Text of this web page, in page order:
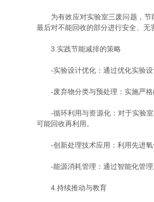
为有效应对实验室三废问题，节能
最后对不能回收的部分进行安全、无
3.实践节能减排的策略
-实验设计优化：通过优化实验设
-废弃物分类与预处理：实施严格
-循环利用与资源化：对于实验室
可能回收再利用。
-创新处理技术应用：利用先进氧
-能源消耗管理：通过智能化管理
4.持续推动与教育